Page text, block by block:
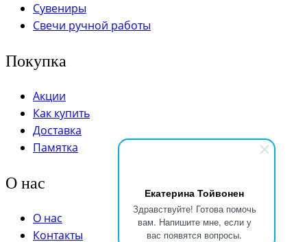
Екатерина Тойвонен
Здравствуйте! Готова помочь
вам. Напишите мне, если у
вас появятся вопросы.
Сувениры
Свечи ручной работы
Покупка
Акции
Как купить
Доставка
Памятка
О нас
О нас
Контакты